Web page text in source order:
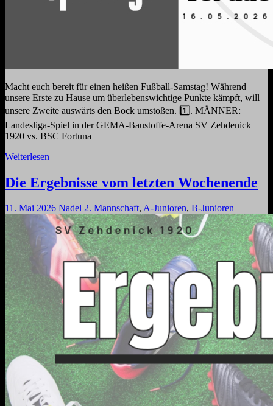
Macht euch bereit für einen heißen Fußball-Samstag! Während
unsere Erste zu Hause um überlebenswichtige Punkte kämpft, will
unsere Zweite auswärts den Bock umstoßen. 1️⃣. MÄNNER:
Landesliga-Spiel in der GEMA-Baustoffe-Arena SV Zehdenick
1920 vs. BSC Fortuna
Weiterlesen
Die Ergebnisse vom letzten Wochenende
11. Mai 2026 Nadel 2. Mannschaft, A-Junioren, B-Junioren